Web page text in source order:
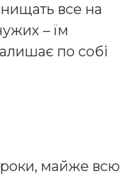
все на
– їм
по собі
майже всю